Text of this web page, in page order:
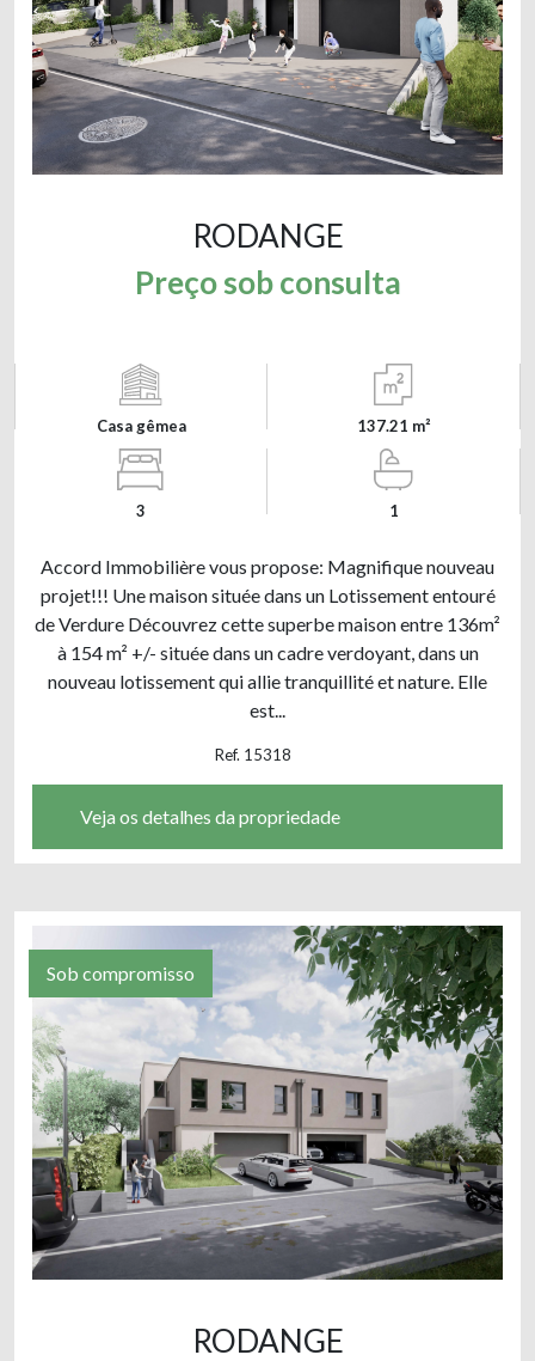
RODANGE
Preço sob consulta
Casa gêmea 137.21 m²
3 1
Accord Immobilière vous propose: Magnifique nouveau
projet!!! Une maison située dans un Lotissement entouré
de Verdure Découvrez cette superbe maison entre 136m²
à 154 m² +/- située dans un cadre verdoyant, dans un
nouveau lotissement qui allie tranquillité et nature. Elle
est...
Ref. 15318
Veja os detalhes da propriedade
Sob compromisso
RODANGE